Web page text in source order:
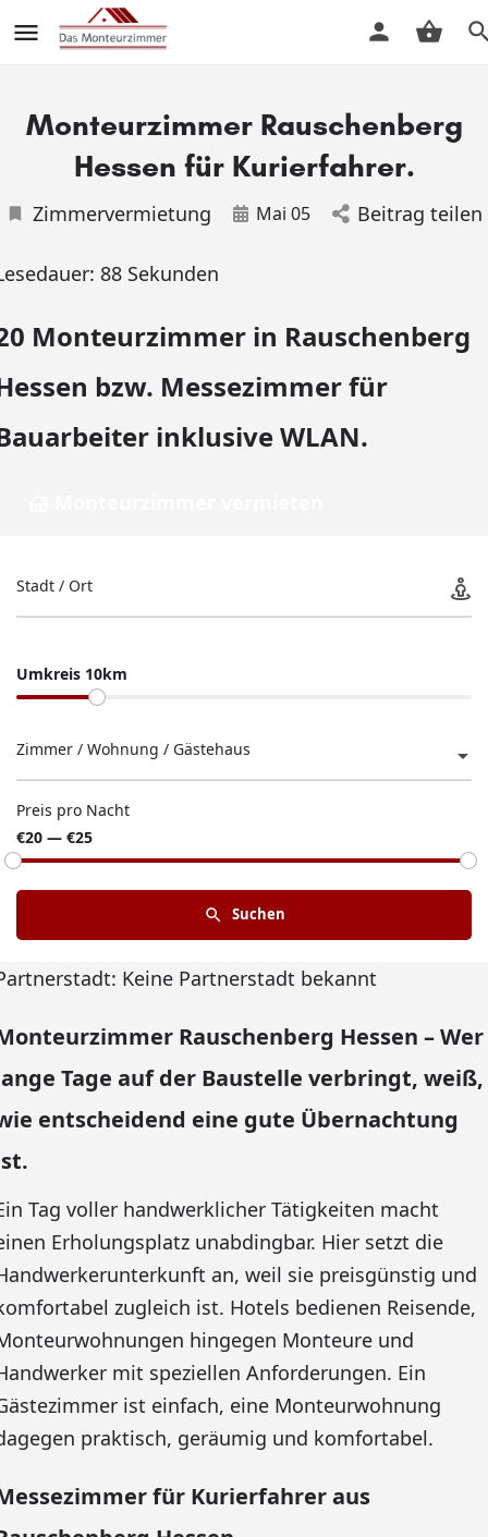
Monteurzimmer Rauschenberg
Hessen für Kurierfahrer.
Zimmervermietung Mai 05 Beitrag teilen
88 Sekunden
Monteurzimmer in Rauschenberg
bzw. Messezimmer für
inklusive WLAN.
Stadt / Ort
Umkreis 10km
Zimmer / Wohnung / Gästehaus
Preis pro Nacht
€20 — €25
Suchen
Keine Partnerstadt bekannt
Rauschenberg Hessen – Wer
Tage auf der Baustelle verbringt, weiß,
entscheidend eine gute Übernachtung
Tag voller handwerklicher Tätigkeiten macht
Erholungsplatz unabdingbar. Hier setzt die
an, weil sie preisgünstig und
zugleich ist. Hotels bedienen Reisende,
hingegen Monteure und
mit speziellen Anforderungen. Ein
ist einfach, eine Monteurwohnung
praktisch, geräumig und komfortabel.
für Kurierfahrer aus